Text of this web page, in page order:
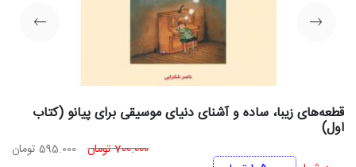
قطعه‌های زیبا، ساده و آشنای دنیای موسیقی برای پیانو (کتاب
اول)
700.000تومان قیمت
595.000 تومان